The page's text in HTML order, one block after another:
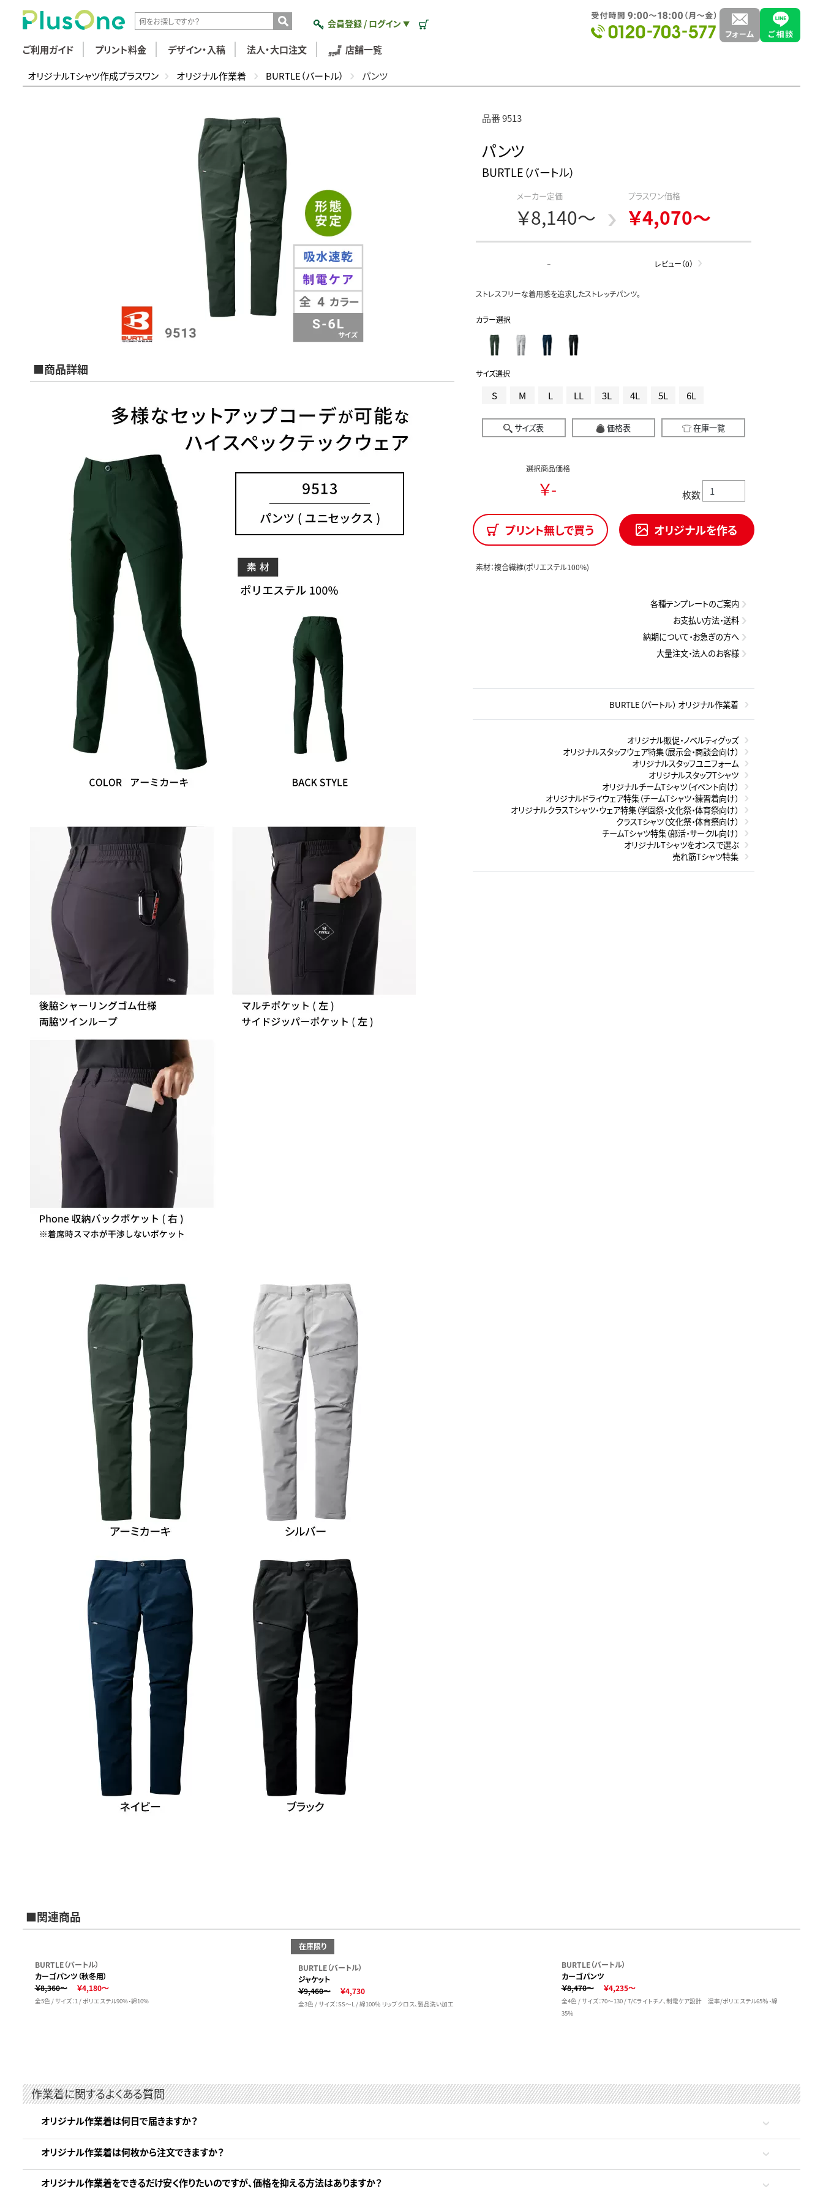
会員登録 / ログイン ▼
ご利用ガイド プリント料金 デザイン・入稿 法人・大口注文 店舗一覧
オリジナルTシャツ作成プラスワン オリジナル作業着 BURTLE（バートル） パンツ
■商品詳細
品番 9513
パンツ
BURTLE（バートル）
メーカー定価
￥8,140～
プラスワン価格
￥4,070～
- レビュー（0）
ストレスフリーな着用感を追求したストレッチパンツ。
カラー選択
サイズ選択
S M L LL 3L 4L 5L 6L
サイズ表 価格表 在庫一覧
選択商品価格
￥- 枚数
プリント無しで買う オリジナルを作る
素材：複合繊維(ポリエステル100%)
各種テンプレートのご案内
お支払い方法・送料
納期について・お急ぎの方へ
大量注文・法人のお客様
BURTLE（バートル） オリジナル作業着
オリジナル販促・ノベルティグッズ
オリジナルスタッフウェア特集（展示会・商談会向け）
オリジナルスタッフユニフォーム
オリジナルスタッフTシャツ
オリジナルチームTシャツ（イベント向け）
オリジナルドライウェア特集（チームTシャツ・練習着向け）
オリジナルクラスTシャツ・ウェア特集（学園祭・文化祭・体育祭向け）
クラスTシャツ（文化祭・体育祭向け）
チームTシャツ特集（部活・サークル向け）
オリジナルTシャツをオンスで選ぶ
売れ筋Tシャツ特集
■関連商品
BURTLE（バートル）
カーゴパンツ（秋冬用）
￥8,360～
￥4,180～
全5色 / サイズ：1 / ポリエステル90%・綿10%
在庫限り
BURTLE（バートル）
ジャケット
￥9,460～
￥4,730
全3色 / サイズ：SS～L / 綿100％ リップクロス、製品洗い加工
BURTLE（バートル）
カーゴパンツ
￥8,470～
￥4,235～
全4色 / サイズ：70～130 / T/Cライトチノ、制電ケア設計 混率/ポリエステル65％・綿
35％
作業着に関するよくある質問
オリジナル作業着は何日で届きますか？
オリジナル作業着は何枚から注文できますか？
オリジナル作業着をできるだけ安く作りたいのですが、価格を抑える方法はありますか？